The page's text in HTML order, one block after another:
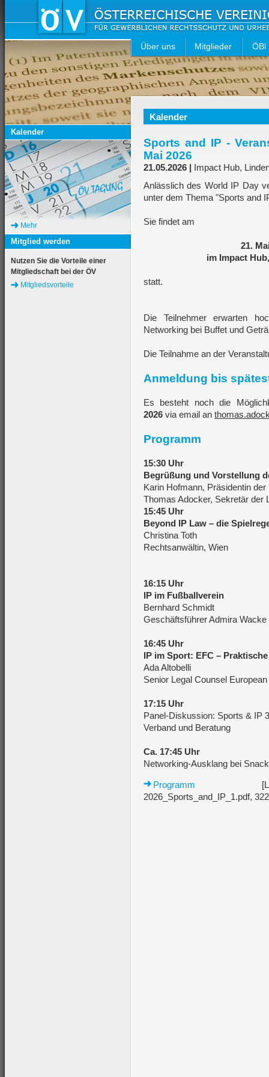
Über uns Mitglieder ÖBl
Kalender
Sports and IP -
Mai 2026
21.05.2026 | Impact Hub,
Anlässlich des World IP Day
unter dem Thema "Sports and
Sie findet am
21.
im Impact
statt.
Die Teilnehmer erwarten
Networking bei Buffet und
Die Teilnahme an der
Anmeldung bis
Es besteht noch die
2026 via email an
Programm
15:30 Uhr
Begrüßung und Vorstellung
Karin Hofmann, Präsidentin der
Thomas Adocker, Sekretär der
15:45 Uhr
Beyond IP Law – die
Christina Toth
Rechtsanwältin, Wien
16:15 Uhr
IP im Fußballverein
Bernhard Schmidt
Geschäftsführer Admira Wacke
16:45 Uhr
IP im Sport: EFC –
Ada Altobelli
Senior Legal Counsel
17:15 Uhr
Panel-Diskussion: Sports & IP
Verband und Beratung
Ca. 17:45 Uhr
Networking-Ausklang bei
Programm
2026_Sports_and_IP_1.pdf,
Kalender
Mehr
Mitglied werden
Nutzen Sie die Vorteile einer
Mitgliedschaft bei der ÖV
Mitgliedsvorteile